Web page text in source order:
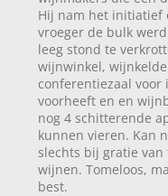
Hij nam het initiatief
vroeger de bulk
leeg stond te
wijnwinkel,
conferentiezaal
voorheeft en en
nog 4 schitterende
kunnen vieren. Kan
slechts bij gratie van
wijnen. Tomeloos,
best.